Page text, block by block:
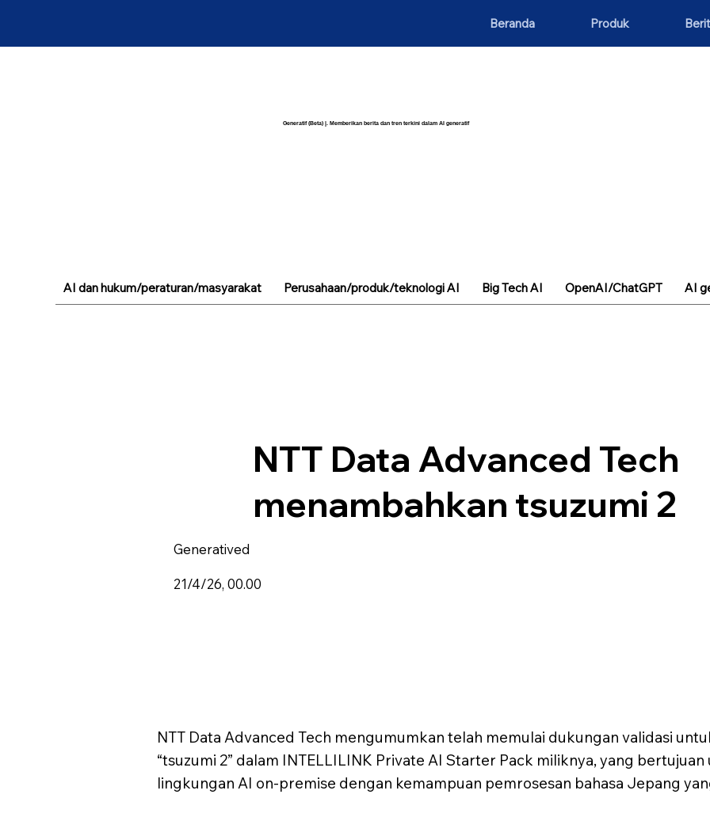
Beranda Produk
Generatif (Beta) |. Memberikan berita dan tren terkini dalam AI generatif
NTT Data Advanced Tech
menambahkan tsuzumi 2
Generatived
21/4/26, 00.00
NTT Data Advanced Tech mengumumkan telah memulai dukungan validasi
“tsuzumi 2” dalam INTELLILINK Private AI Starter Pack miliknya, yang
lingkungan AI on-premise dengan kemampuan pemrosesan bahasa Jepang
AI dan hukum/peraturan/masyarakat Perusahaan/produk/teknologi AI Big Tech AI OpenAI/ChatGPT AI